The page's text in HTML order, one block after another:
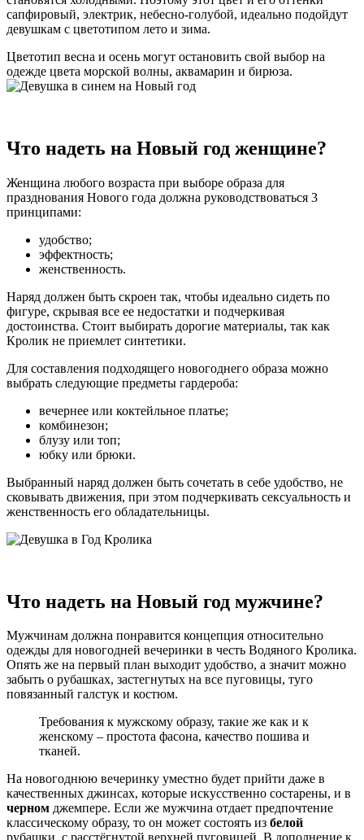
сапфировый, электрик, небесно-голубой, идеально подойдут
девушкам с цветотипом лето и зима.
Цветотип весна и осень могут остановить свой выбор на
одежде цвета морской волны, аквамарин и бирюза.
Что надеть на Новый год женщине?
Женщина любого возраста при выборе образа для
празднования Нового года должна руководствоваться 3
принципами:
удобство;
эффектность;
женственность.
Наряд должен быть скроен так, чтобы идеально сидеть по
фигуре, скрывая все ее недостатки и подчеркивая
достоинства. Стоит выбирать дорогие материалы, так как
Кролик не приемлет синтетики.
Для составления подходящего новогоднего образа можно
выбрать следующие предметы гардероба:
вечернее или коктейльное платье;
комбинезон;
блузу или топ;
юбку или брюки.
Выбранный наряд должен быть сочетать в себе удобство, не
сковывать движения, при этом подчеркивать сексуальность и
женственность его обладательницы.
Что надеть на Новый год мужчине?
Мужчинам должна понравится концепция относительно
одежды для новогодней вечеринки в честь Водяного Кролика.
Опять же на первый план выходит удобство, а значит можно
забыть о рубашках, застегнутых на все пуговицы, туго
повязанный галстук и костюм.
Требования к мужскому образу, такие же как и к
женскому – простота фасона, качество пошива и
тканей.
На новогоднюю вечеринку уместно будет прийти даже в
качественных джинсах, которые искусственно состарены, и в
черном джемпере. Если же мужчина отдает предпочтение
классическому образу, то он может состоять из белой